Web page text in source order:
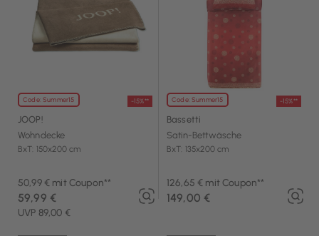
Code: Summer15 -15%**
JOOP!
Wohndecke
BxT: 150x200 cm
50,99 € mit Coupon**
UVP 89,00 €
59,99 €
Code: Summer15 -15%**
Bassetti
Satin-Bettwäsche
BxT: 135x200 cm
126,65 € mit Coupon**
149,00 €